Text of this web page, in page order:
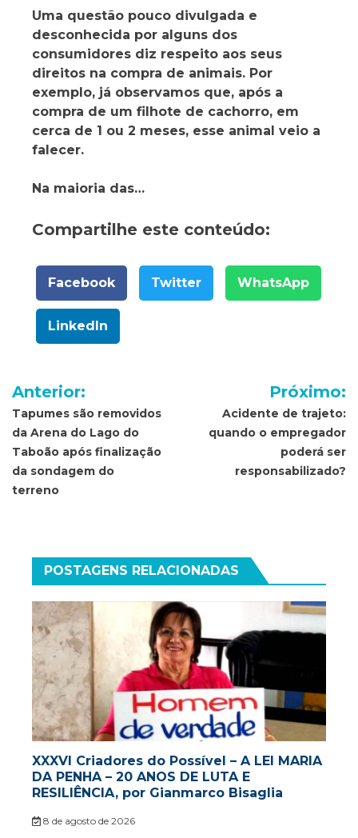
Uma questão pouco divulgada e
desconhecida por alguns dos
consumidores diz respeito aos seus
direitos na compra de animais. Por
exemplo, já observamos que, após a
compra de um filhote de cachorro, em
cerca de 1 ou 2 meses, esse animal veio a
falecer.
Na maioria das…
Compartilhe este conteúdo:
Facebook Twitter WhatsApp
LinkedIn
Navegação
de
Post
Anterior:
Tapumes são removidos
da Arena do Lago do
Taboão após finalização
da sondagem do
terreno
Próximo:
Acidente de trajeto:
quando o empregador
poderá ser
responsabilizado?
POSTAGENS RELACIONADAS
XXXVI Criadores do Possível – A LEI MARIA
DA PENHA – 20 ANOS DE LUTA E
RESILIÊNCIA, por Gianmarco Bisaglia
8 de agosto de 2026